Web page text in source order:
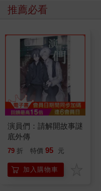
推薦必看
演員們：請解開故事謎
底外傳
79 折 特價 95 元
加入購物車